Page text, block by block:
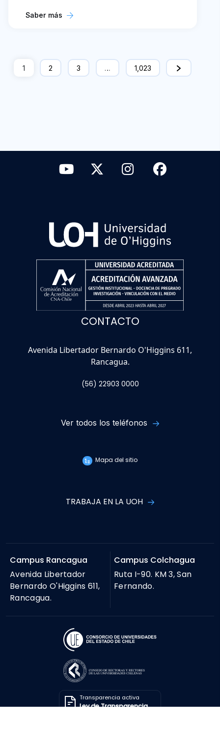
Saber más
1 2 3 … 1,023
CONTACTO
Avenida Libertador Bernardo O'Higgins 611,
Rancagua.
(56) 22903 0000
Ver todos los teléfonos
Mapa del sitio
TRABAJA EN LA UOH
Campus Rancagua
Avenida Libertador
Bernardo O'Higgins 611,
Rancagua.
Campus Colchagua
Ruta I-90. KM 3, San
Fernando.
Transparencia activa
Ley de Transparencia